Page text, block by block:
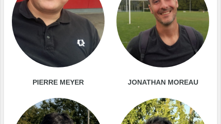
PIERRE MEYER JONATHAN MOREAU